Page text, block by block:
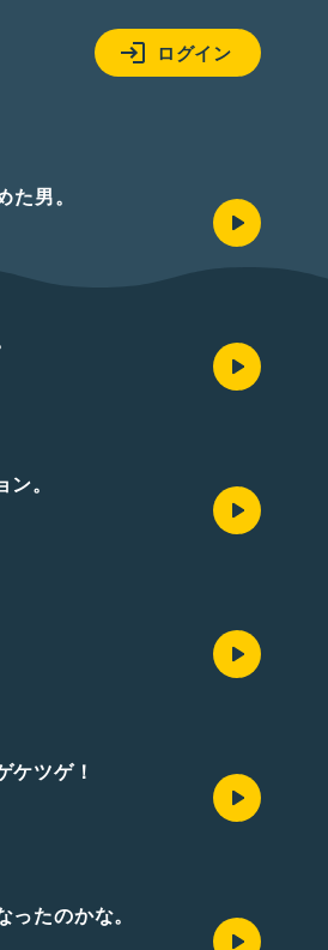
ログイン
男。
。
ツゲ！
たのかな。